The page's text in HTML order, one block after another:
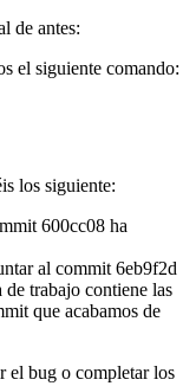
de antes:
el siguiente comando:
los siguiente:
600cc08 ha
al commit 6eb9f2d
trabajo contiene las
que acabamos de
el bug o completar los